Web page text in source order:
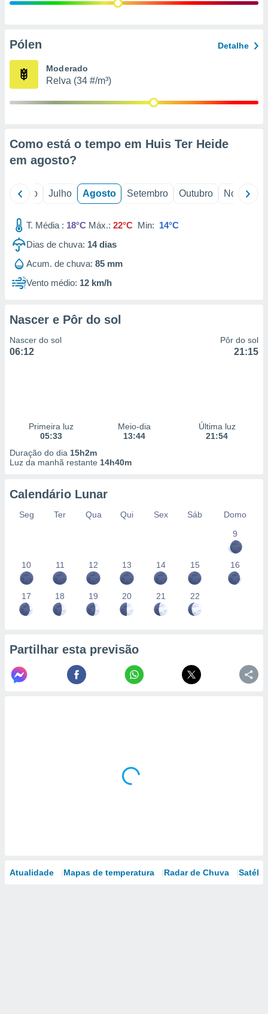
e
de
Pólen Detalhe
Moderado
Relva (34 #/m³)
Como está o tempo em Huis Ter Heide
em agosto?
Junho Julho Agosto Setembro Outubro Novembro
T. Média : 18°C Máx.: 22°C Min: 14°C
Dias de chuva: 14dias
Acum. de chuva: 85 mm
Vento médio: 12 km/h
Nascer e Pôr do sol
Nascer do sol
06:12
Pôr do sol
21:15
Primeira luz
05:33
Meio-dia
13:44
Última luz
21:54
Duração do dia 15h2m
Luz da manhã restante 14h40m
Calendário Lunar
Seg Ter Qua Qui Sex Sáb
Domo
9
10 11 12 13 14 15 16
17 18 19 20 21 22
Partilhar esta previsão
Atualidade Mapas de temperatura Radar de Chuva